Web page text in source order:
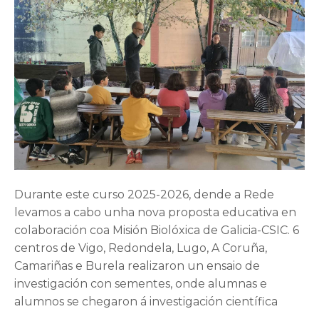
Durante este curso 2025-2026, dende a Rede
levamos a cabo unha nova proposta educativa en
colaboración coa Misión Biolóxica de Galicia-CSIC. 6
centros de Vigo, Redondela, Lugo, A Coruña,
Camariñas e Burela realizaron un ensaio de
investigación con sementes, onde alumnas e
alumnos se chegaron á investigación científica